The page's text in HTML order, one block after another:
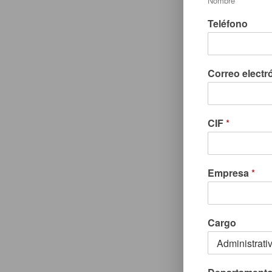
Teléfono
Correo
CIF*
Empresa*
Cargo